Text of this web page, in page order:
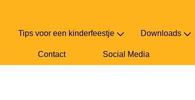
Tips voor een kinderfeestje Downloads
Contact Social Media